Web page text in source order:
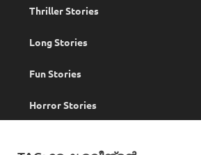
Thriller Stories
Long Stories
Fun Stories
Horror Stories